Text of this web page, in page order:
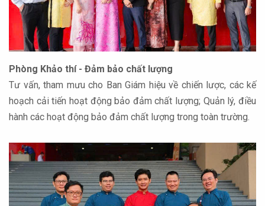
Phòng Khảo thí - Đảm bảo chất lượng
Tư vấn, tham mưu cho Ban Giám hiệu về chiến lược, các kế
hoạch cải tiến hoạt động bảo đảm chất lượng; Quản lý, điều
hành các hoạt động bảo đảm chất lượng trong toàn trường.